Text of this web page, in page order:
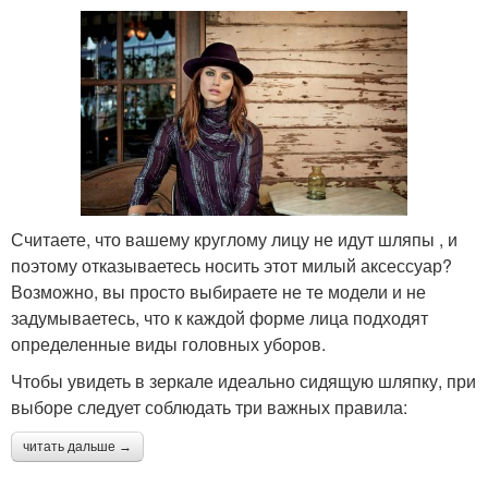
Считаете, что вашему круглому лицу не идут шляпы , и
поэтому отказываетесь носить этот милый аксессуар?
Возможно, вы просто выбираете не те модели и не
задумываетесь, что к каждой форме лица подходят
определенные виды головных уборов.
Чтобы увидеть в зеркале идеально сидящую шляпку, при
выборе следует соблюдать три важных правила:
читать дальше →